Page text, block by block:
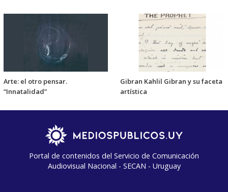
Arte: el otro pensar.
“Innatalidad”
Gibran Kahlil Gibran y su faceta
artística
Portal de contenidos del Servicio de Comunicación
Audiovisual Nacional - SECAN - Uruguay